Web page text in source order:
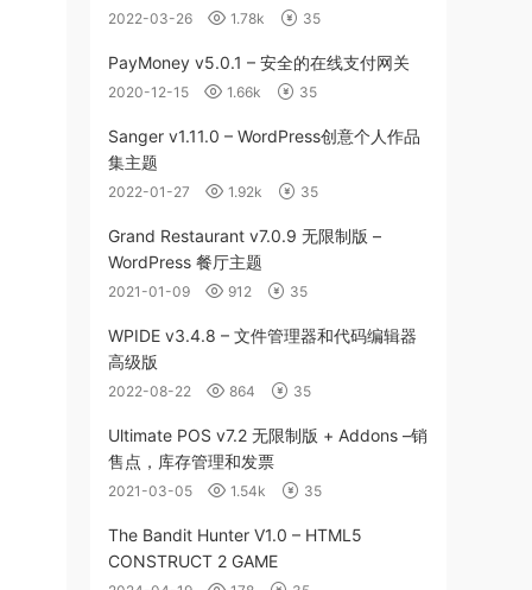
2022-03-26 1.78k 35
PayMoney v5.0.1 – 安全的在线支付网关
2020-12-15 1.66k 35
Sanger v1.11.0 – WordPress创意个人作品
集主题
2022-01-27 1.92k 35
Grand Restaurant v7.0.9 无限制版 –
WordPress 餐厅主题
2021-01-09 912 35
WPIDE v3.4.8 – 文件管理器和代码编辑器
高级版
2022-08-22 864 35
Ultimate POS v7.2 无限制版 + Addons –销
售点，库存管理和发票
2021-03-05 1.54k 35
The Bandit Hunter V1.0 – HTML5
CONSTRUCT 2 GAME